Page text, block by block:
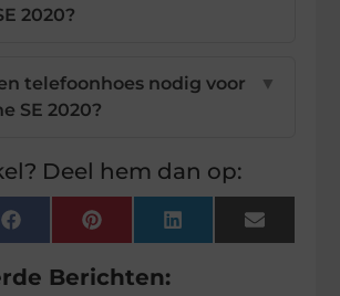
2020?
telefoonhoes nodig voor
SE 2020?
▼
Deel hem dan op:
FacebookPinterestLinkedInEmail
Berichten: